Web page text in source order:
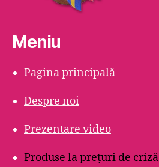
Meniu
Pagina principală
Despre noi
Prezentare video
Produse la prețuri de criză